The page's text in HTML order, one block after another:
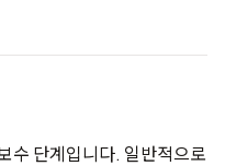
수 단계입니다. 일반적으로